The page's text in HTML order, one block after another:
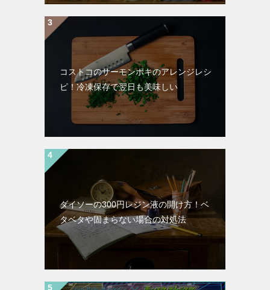
コストコのサーモンポキのアレンジレシ
ピ！冷凍保存で翌日も美味しい
ダイソーの300円レジン液の開け方！ベ
タベタや固まらない場合の対処法